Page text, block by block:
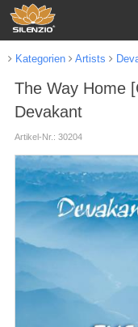
Kategorien Artists
The Way Home
Devakant
Artikel-Nr.: 30204